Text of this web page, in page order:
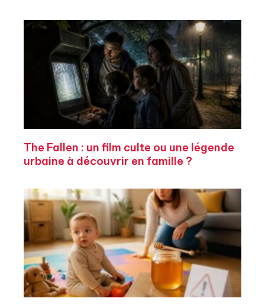
The Fallen : un film culte ou une légende
urbaine à découvrir en famille ?